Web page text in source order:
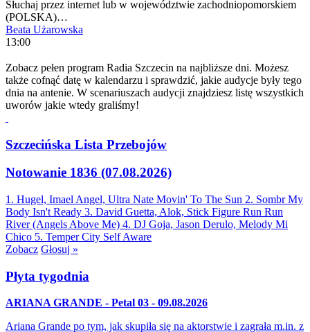
Słuchaj przez internet lub w województwie zachodniopomorskiem
(POLSKA)…
Beata Użarowska
13:00
Zobacz pełen program Radia Szczecin na najbliższe dni. Możesz
także cofnąć datę w kalendarzu i sprawdzić, jakie audycje były tego
dnia na antenie. W scenariuszach audycji znajdziesz listę wszystkich
uworów jakie wtedy graliśmy!
Szczecińska Lista Przebojów
Notowanie 1836 (07.08.2026)
1. Hugel, Imael Angel, Ultra Nate Movin' To The Sun 2. Sombr My
Body Isn't Ready 3. David Guetta, Alok, Stick Figure Run Run
River (Angels Above Me) 4. DJ Goja, Jason Derulo, Melody Mi
Chico 5. Temper City Self Aware
Zobacz Głosuj »
Płyta tygodnia
ARIANA GRANDE - Petal 03 - 09.08.2026
Ariana Grande po tym, jak skupiła się na aktorstwie i zagrała m.in. z